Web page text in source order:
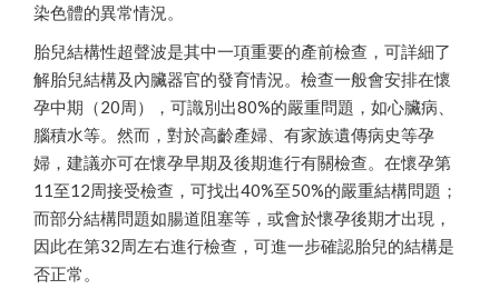
染色體的異常情況。
胎兒結構性超聲波是其中一項重要的產前檢查，可詳細了
解胎兒結構及內臟器官的發育情況。檢查一般會安排在懷
孕中期（20周），可識別出80%的嚴重問題，如心臟病、
腦積水等。然而，對於高齡產婦、有家族遺傳病史等孕
婦，建議亦可在懷孕早期及後期進行有關檢查。在懷孕第
11至12周接受檢查，可找出40%至50%的嚴重結構問題；
而部分結構問題如腸道阻塞等，或會於懷孕後期才出現，
因此在第32周左右進行檢查，可進一步確認胎兒的結構是
否正常。